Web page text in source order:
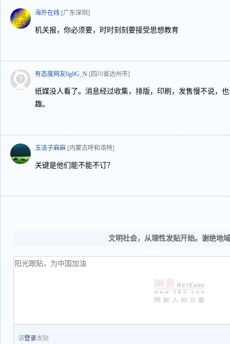
海外在线 [广东深圳]
机关报，你必须要，时时刻刻要接受思想教育
有态度网友0g0G_N [四川省达州市]
纸媒没人看了。消息经过收集，排版，印刷，发售慢不说，
趣。
玉洁子麻麻 [内蒙古呼和浩特]
关键是他们能不能不订？
文明社会，从理性发贴开始。谢绝地
请登录发贴